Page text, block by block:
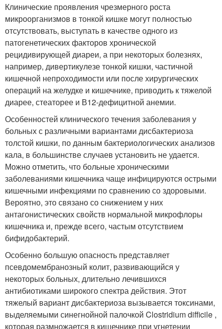
Клинические проявления чрезмерного роста
микроорганизмов в тонкой кишке могут полностью
отсутствовать, выступать в качестве одного из
патогенетических факторов хронической
рецидивирующей диареи, а при некоторых болезнях,
например, дивертикулезе тонкой кишки, частичной
кишечной непроходимости или после хирургических
операций на желудке и кишечнике, приводить к тяжелой
диарее, стеаторее и В12-дефицитной анемии.
Особенностей клинического течения заболевания у
больных с различными вариантами дисбактериоза
толстой кишки, по данным бактериологических анализов
кала, в большинстве случаев установить не удается.
Можно отметить, что больные хроническими
заболеваниями кишечника чаще инфицируются острыми
кишечными инфекциями по сравнению со здоровыми.
Вероятно, это связано со снижением у них
антагонистических свойств нормальной микрофлоры
кишечника и, прежде всего, частым отсутствием
бифидобактерий.
Особенно большую опасность представляет
псевдомембранозный колит, развивающийся у
некоторых больных, длительно лечившихся
антибиотиками широкого спектра действия. Этот
тяжелый вариант дисбактериоза вызывается токсинами,
выделяемыми синегнойной палочкой Clostridium difficile ,
которая размножается в кишечнике при угнетении